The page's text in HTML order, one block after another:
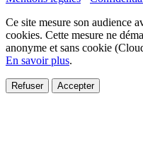
Ce site mesure son audience
cookies. Cette mesure ne
anonyme et sans cookie
En savoir plus.
Refuser Accepter